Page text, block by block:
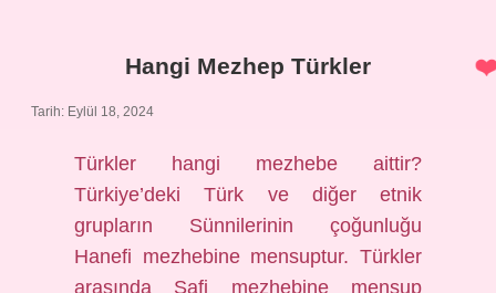
Hangi Mezhep Türkler
Tarih: Eylül 18, 2024
Türkler hangi mezhebe aittir?
Türkiye’deki Türk ve diğer etnik
grupların Sünnilerinin çoğunluğu
Hanefi mezhebine mensuptur. Türkler
arasında Şafi mezhebine mensup